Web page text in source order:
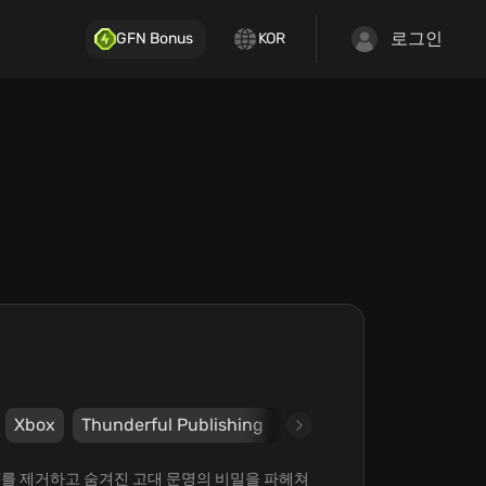
GFN Bonus KOR 로그인
Xbox Thunderful Publishing Image & Form Games
제거하고 숨겨진 고대 문명의 비밀을 파헤쳐